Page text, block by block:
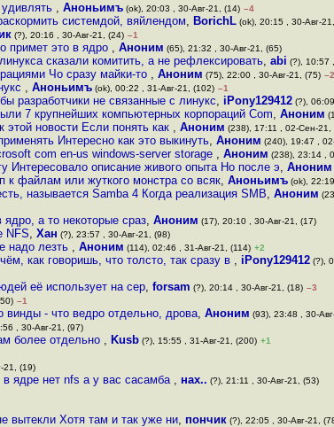
, Аноньимъ (ok), 20:03 , 30-Авг-21, (14) –4
системдой, вяйлендом, BorichL (ok), 20:15 , 30-Авг-
(?), 20:16 , 30-Авг-21, (24) –1
примет это в ядро , Аноним (65), 21:32 , 30-Авг-21, (65)
сказали комитить, а не рефлексировать, abi (?), 10:57
Чо сразу майки-то , Аноним (75), 22:00 , 30-Авг-21, (75) –2
, Аноньимъ (ok), 00:22 , 31-Авг-21, (102) –1
разработчики не связанные с линукс, iPony129412 (?),
7 крупнейших компьютерных корпораций Com, Аноним
этой новости Если понять как , Аноним (238), 17:11 , 02-Сен-21,
Интересно как это выкинуть, Аноним (240), 19:47 ,
com en-us windows-server storage , Аноним (238), 23:14 ,
Интересовало описание живого опыта Но после э, Аноним
к файлам или жуткого монстра со всяк, Аноньимъ (ok),
называется Samba 4 Когда реализация SMB, Аноним
а то некоторые сраз, Аноним (17), 20:10 , 30-Авг-21, (17)
NFS, Хан (?), 23:57 , 30-Авг-21, (98)
надо лезть , Аноним (114), 02:46 , 31-Авг-21, (114) +2
как говоришь, что толсто, так сразу в , iPony129412 (?),
её использует на сер, forsam (?), 20:14 , 30-Авг-21, (18) –3
–1
винды - что ведро отдельно, дрова, Аноним (93), 23:48 , 30-
, 30-Авг-21, (97)
более отдельно , Kusb (?), 15:55 , 31-Авг-21, (200) +1
21, (19)
ядре нет nfs а у вас сасамба , нах.. (?), 21:11 , 30-Авг-21, (53)
вытекли Хотя там и так уже ни, пончик (?), 22:05 , 30-Авг-21,